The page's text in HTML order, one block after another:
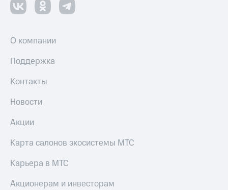
О компании
Поддержка
Контакты
Новости
Акции
Карта салонов экосистемы МТС
Карьера в МТС
Акционерам и инвесторам